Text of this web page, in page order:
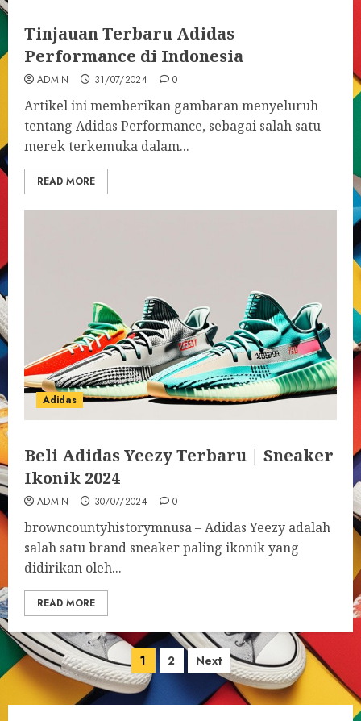
Tinjauan Terbaru Adidas
Performance di Indonesia
ADMIN 31/07/2024 0
Artikel ini memberikan gambaran menyeluruh
tentang Adidas Performance, sebagai salah satu
merek terkemuka dalam...
READ MORE
Adidas
Beli Adidas Yeezy Terbaru | Sneaker
Ikonik 2024
ADMIN 30/07/2024 0
browncountyhistorymnusa – Adidas Yeezy adalah
salah satu brand sneaker paling ikonik yang
didirikan oleh...
READ MORE
Posts
pagination
1 2 Next